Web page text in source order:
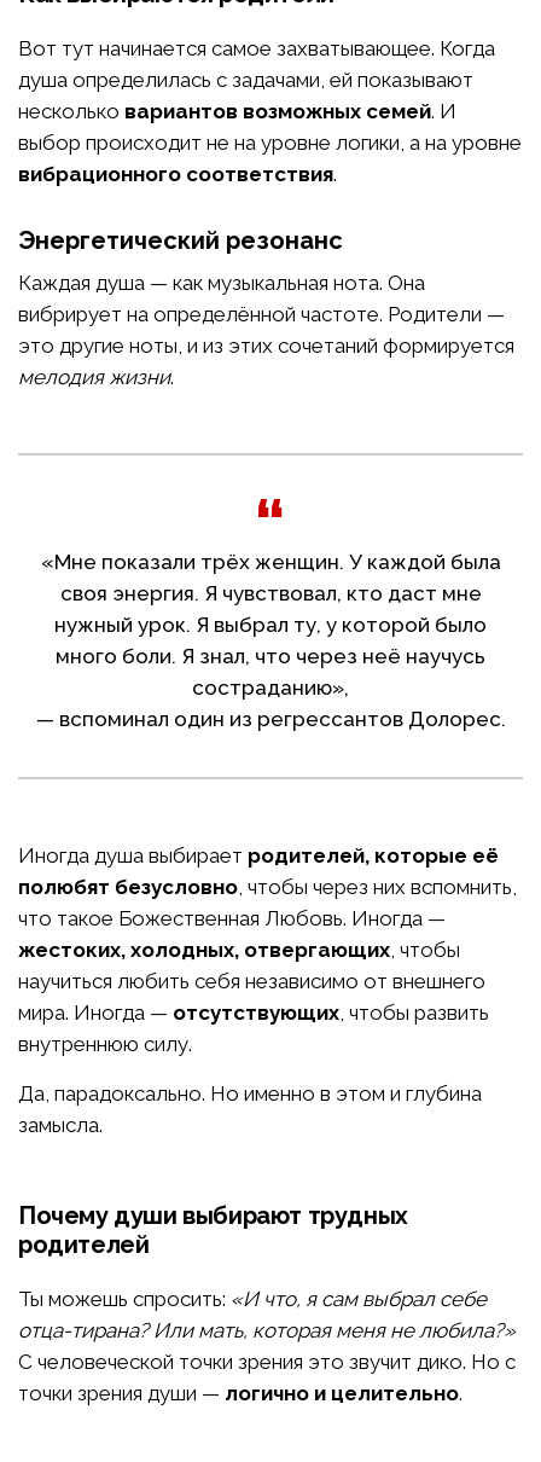
Вот тут начинается самое захватывающее. Когда
душа определилась с задачами, ей показывают
несколько вариантов возможных семей. И
выбор происходит не на уровне логики, а на уровне
вибрационного соответствия.
Энергетический резонанс
Каждая душа — как музыкальная нота. Она
вибрирует на определённой частоте. Родители —
это другие ноты, и из этих сочетаний формируется
мелодия жизни.
«Мне показали трёх женщин. У каждой была
своя энергия. Я чувствовал, кто даст мне
нужный урок. Я выбрал ту, у которой было
много боли. Я знал, что через неё научусь
состраданию»,
— вспоминал один из регрессантов Долорес.
Иногда душа выбирает родителей, которые её
полюбят безусловно, чтобы через них вспомнить,
что такое Божественная Любовь. Иногда —
жестоких, холодных, отвергающих, чтобы
научиться любить себя независимо от внешнего
мира. Иногда — отсутствующих, чтобы развить
внутреннюю силу.
Да, парадоксально. Но именно в этом и глубина
замысла.
Почему души выбирают трудных
родителей
Ты можешь спросить: «И что, я сам выбрал себе
отца-тирана? Или мать, которая меня не любила?»
С человеческой точки зрения это звучит дико. Но с
точки зрения души — логично и целительно.